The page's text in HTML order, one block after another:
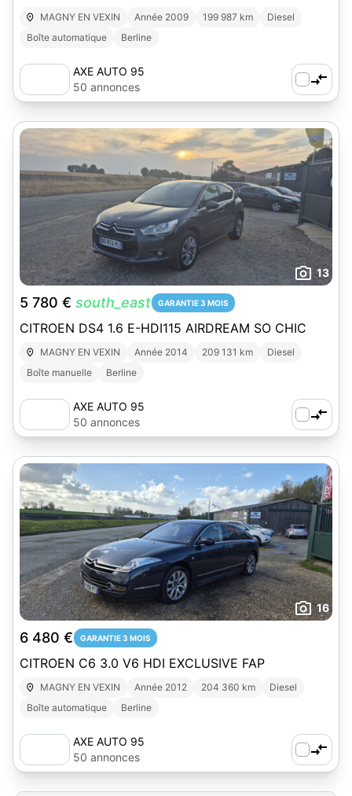
MAGNY EN VEXIN Année 2009 199 987 km
Diesel
Boîte automatique
Berline
AXE AUTO 95
50 annonces
13
5 780 € south_east GARANTIE 3 MOIS
CITROEN DS4 1.6 E-HDI115 AIRDREAM SO CHIC
MAGNY EN VEXIN Année 2014 209 131 km
Diesel
Boîte manuelle
Berline
AXE AUTO 95
50 annonces
16
6 480 € GARANTIE 3 MOIS
CITROEN C6 3.0 V6 HDI EXCLUSIVE FAP
MAGNY EN VEXIN Année 2012 204 360 km
Diesel
Boîte automatique
Berline
AXE AUTO 95
50 annonces